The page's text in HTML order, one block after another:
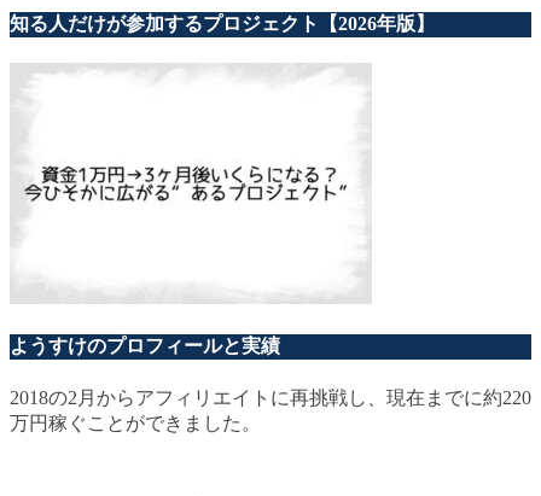
知る人だけが参加するプロジェクト【2026年版】
ようすけのプロフィールと実績
2018の2月からアフィリエイトに再挑戦し、現在までに約220
万円稼ぐことができました。